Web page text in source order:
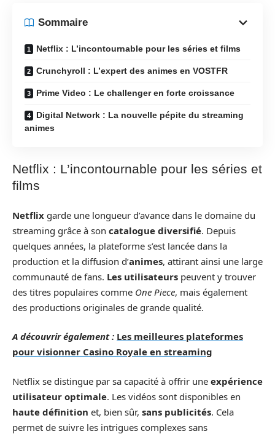
Sommaire
Netflix : L’incontournable pour les séries et films
Crunchyroll : L’expert des animes en VOSTFR
Prime Video : Le challenger en forte croissance
Digital Network : La nouvelle pépite du streaming
animes
Netflix : L’incontournable pour les séries et
films
Netflix garde une longueur d’avance dans le domaine du
streaming grâce à son catalogue diversifié. Depuis
quelques années, la plateforme s’est lancée dans la
production et la diffusion d’animes, attirant ainsi une large
communauté de fans. Les utilisateurs peuvent y trouver
des titres populaires comme One Piece, mais également
des productions originales de grande qualité.
A découvrir également : Les meilleures plateformes
pour visionner Casino Royale en streaming
Netflix se distingue par sa capacité à offrir une expérience
utilisateur optimale. Les vidéos sont disponibles en
haute définition et, bien sûr, sans publicités. Cela
permet de suivre les intrigues complexes sans